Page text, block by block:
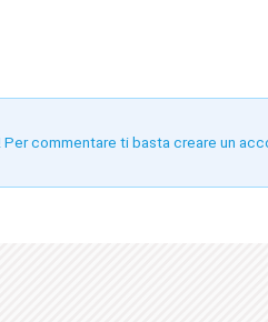
commentare ti basta creare un